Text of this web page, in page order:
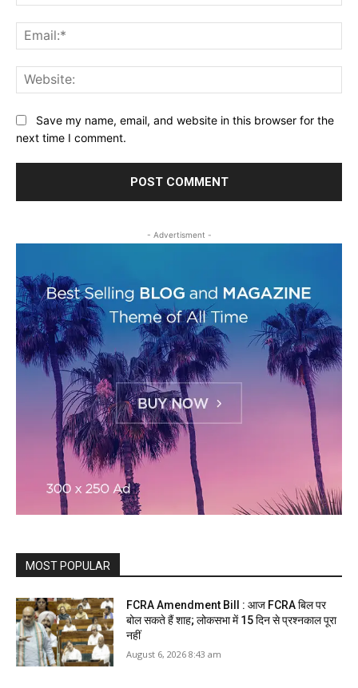
Save my name, email, and website in this browser for the
next time I comment.
- Advertisment -
MOST POPULAR
FCRA Amendment Bill : आज FCRA बिल पर
बोल सकते हैं शाह; लोकसभा में 15 दिन से प्रश्नकाल पूरा
नहीं
August 6, 2026 8:43 am